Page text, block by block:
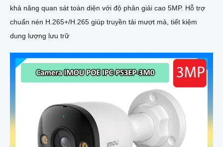
khả năng quan sát toàn diện với độ phân giải cao 5MP. Hỗ trợ
chuẩn nén H.265+/H.265 giúp truyền tải mượt mà, tiết kiệm
dung lượng lưu trữ